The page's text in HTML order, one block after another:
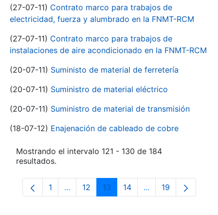
(27-07-11) Contrato marco para trabajos de
electricidad, fuerza y alumbrado en la FNMT-RCM
(27-07-11) Contrato marco para trabajos de
instalaciones de aire acondicionado en la FNMT-RCM
(20-07-11) Suministo de material de ferretería
(20-07-11) Suministro de material eléctrico
(20-07-11) Suministro de material de transmisión
(18-07-12) Enajenación de cableado de cobre
Mostrando el intervalo 121 - 130 de 184
resultados.
Página
1 ...Páginas intermedias Use TAB para
Página
12 Página
13 Página
14 ...PáginasPágina
19